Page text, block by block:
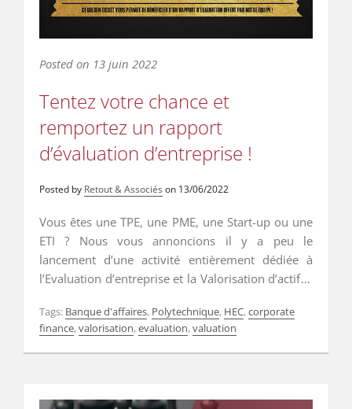
Posted on 13 juin 2022
Tentez votre chance et
remportez un rapport
d’évaluation d’entreprise !
Posted by Retout & Associés on 13/06/2022
Vous êtes une TPE, une PME, une Start-up ou une
ETI ? Nous vous annoncions il y a peu le
lancement d’une activité entièrement dédiée à
l’Evaluation d’entreprise et la Valorisation d’actifs ,
aujourd’hui …Read More
Tags: Banque d'affaires, Polytechnique, HEC,corporate
finance,valorisation,evaluation,valuation